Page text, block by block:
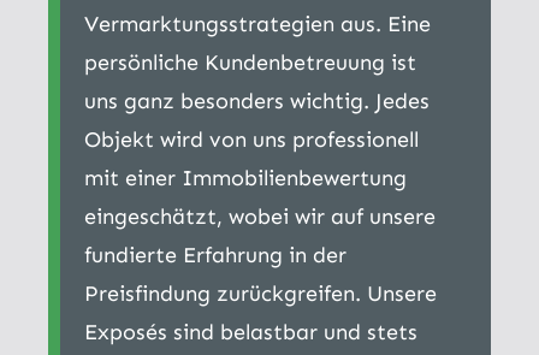
Vermarktungsstrategien aus. Eine
persönliche Kundenbetreuung ist
uns ganz besonders wichtig. Jedes
Objekt wird von uns professionell
mit einer Immobilienbewertung
eingeschätzt, wobei wir auf unsere
fundierte Erfahrung in der
Preisfindung zurückgreifen. Unsere
Exposés sind belastbar und stets